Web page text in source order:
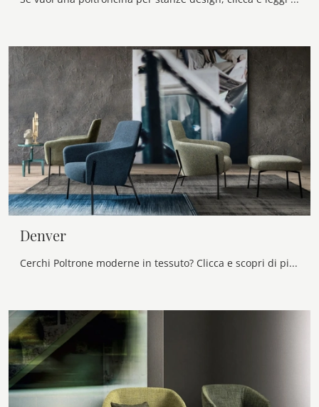
Denver
Cerchi Poltrone moderne in tessuto? Clicca e scopri di più sul modello Denver di Samoa.